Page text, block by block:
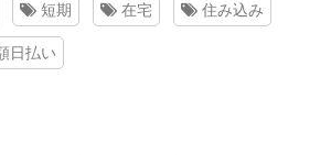
短期 在宅 住み込み
日払い